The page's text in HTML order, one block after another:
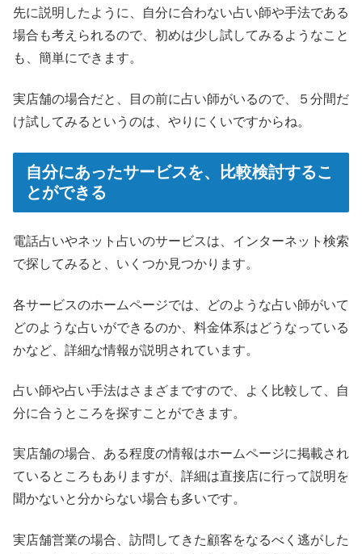
先に説明したように、自分に合わない占い師や手法である
場合も考えられるので、初めは少し試してみるようなこと
も、簡単にできます。
実店舗の場合だと、目の前に占い師がいるので、５分間だ
け試してみるというのは、やりにくいですからね。
自分にあったサービスを、比較検討するこ
とができる
電話占いやネット占いのサービスは、インターネット検索
で探してみると、いくつか見つかります。
各サービスのホームページでは、どのような占い師がいて
どのような占いができるのか、料金体系はどうなっている
かなど、詳細な情報が説明されています。
占い師や占い手法はさまざまですので、よく比較して、自
分に合うところを探すことができます。
実店舗の場合、ある程度の情報はホームページに掲載され
ているところもありますが、詳細は直接店に行って説明を
聞かないと分からない場合も多いです。
実店舗営業の場合、訪問してきた顧客をなるべく逃がした